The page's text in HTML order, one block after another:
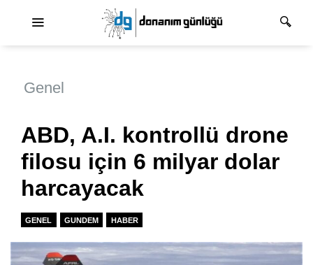
Genel
ABD, A.I. kontrollü drone
filosu için 6 milyar dolar
harcayacak
GENEL GUNDEM HABER